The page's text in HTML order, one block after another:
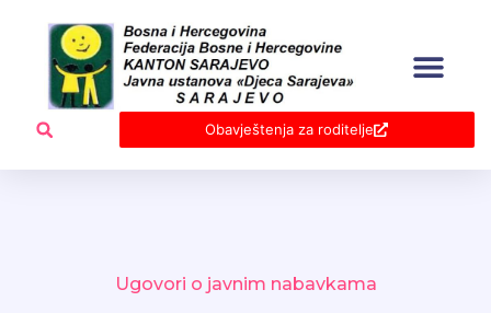
content
Obavještenja za roditelje
Ugovori o javnim nabavkama